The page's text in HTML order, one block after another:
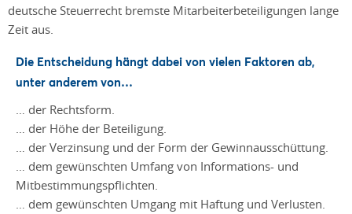
deutsche Steuerrecht bremste Mitarbeiterbeteiligungen lange
Zeit aus.
Die Entscheidung hängt dabei von vielen Faktoren ab,
unter anderem von…
… der Rechtsform.
… der Höhe der Beteiligung.
… der Verzinsung und der Form der Gewinnausschüttung.
… dem gewünschten Umfang von Informations- und
Mitbestimmungspflichten.
… dem gewünschten Umgang mit Haftung und Verlusten.